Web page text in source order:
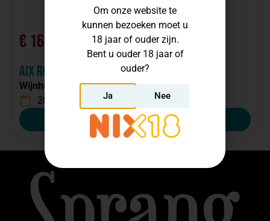
€ 16,50
incl. btw, per fles
AIX Rosé Provence
Wijnhuis:
Maison Saint Aix
2024
Frankrijk
Bestellen
Om onze website te
kunnen bezoeken moet u
18 jaar of ouder zijn.
Bent u ouder 18 jaar of
ouder?
Ja Nee